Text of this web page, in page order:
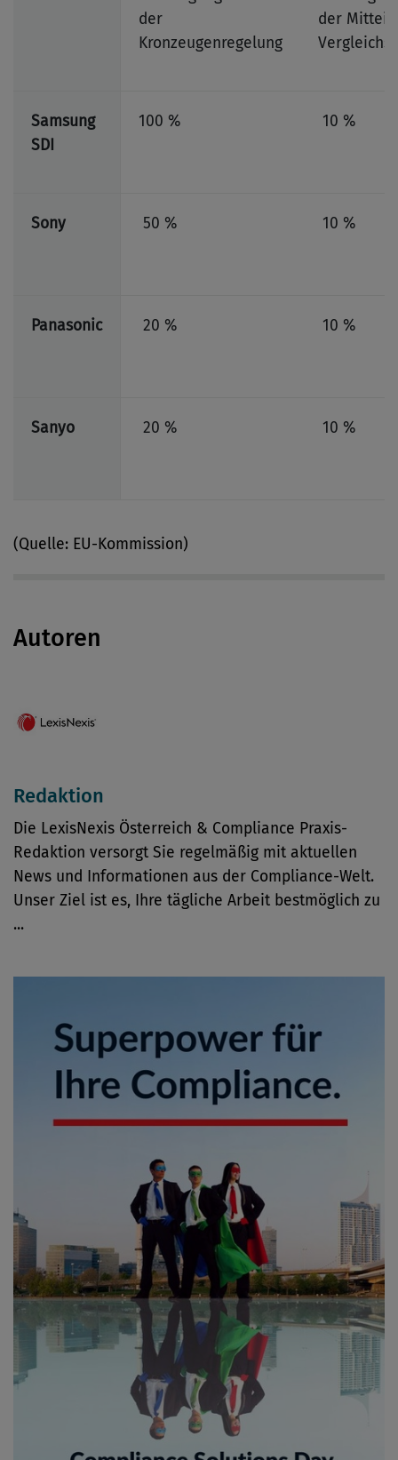
der
Kronzeugenregelung
der
Samsung
SDI
100 % 10 %
Sony 50 % 10 %
Panasonic 20 % 10 %
Sanyo 20 % 10 %
(Quelle: EU-Kommission)
Autoren
Redaktion
Die LexisNexis Österreich & Compliance Praxis-
Redaktion versorgt Sie regelmäßig mit aktuellen
News und Informationen aus der Compliance-Welt.
Unser Ziel ist es, Ihre tägliche Arbeit bestmöglich zu
...